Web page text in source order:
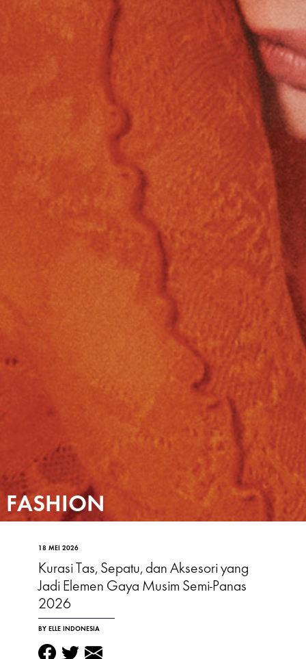
FASHION
18 MEI 2026
Kurasi Tas, Sepatu, dan Aksesori yang
Jadi Elemen Gaya Musim Semi-Panas
2026
BY ELLE INDONESIA